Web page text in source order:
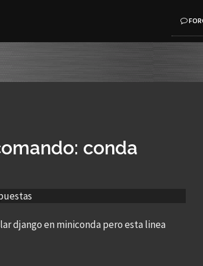
conda
django en miniconda pero esta linea